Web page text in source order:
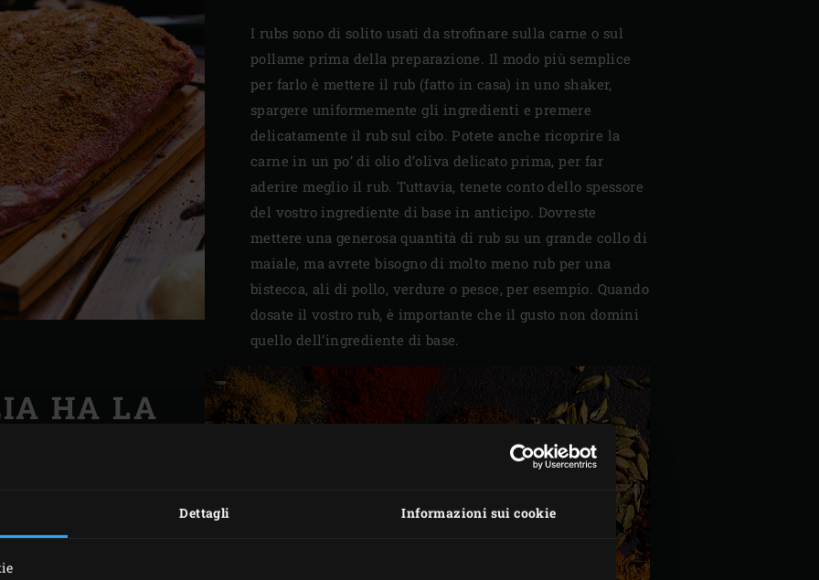
Dettagli Informazioni sui cookie
I rubs sono di solito usati da strofinare sulla carne o sul
pollame prima della preparazione. Il modo più semplice
per farlo è mettere il rub (fatto in casa) in uno shaker,
spargere uniformemente gli ingredienti e premere
delicatamente il rub sul cibo. Potete anche ricoprire la
carne in un po’ di olio d’oliva delicato prima, per far
aderire meglio il rub. Tuttavia, tenete conto dello spessore
del vostro ingrediente di base in anticipo. Dovreste
mettere una generosa quantità di rub su un grande collo di
maiale, ma avrete bisogno di molto meno rub per una
bistecca, ali di pollo, verdure o pesce, per esempio. Quando
dosate il vostro rub, è importante che il gusto non domini
quello dell’ingrediente di base.
HA LA
potete crearne uno in
ogni ingrediente che
Le erbe e le spezie
paprika in polvere –